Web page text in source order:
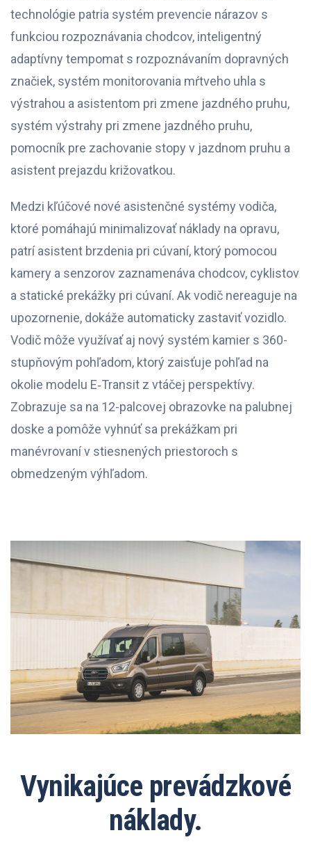
technológie patria systém prevencie nárazov s
funkciou rozpoznávania chodcov, inteligentný
adaptívny tempomat s rozpoznávaním dopravných
značiek, systém monitorovania mŕtveho uhla s
výstrahou a asistentom pri zmene jazdného pruhu,
systém výstrahy pri zmene jazdného pruhu,
pomocník pre zachovanie stopy v jazdnom pruhu a
asistent prejazdu križovatkou.
Medzi kľúčové nové asistenčné systémy vodiča,
ktoré pomáhajú minimalizovať náklady na opravu,
patrí asistent brzdenia pri cúvaní, ktorý pomocou
kamery a senzorov zaznamenáva chodcov, cyklistov
a statické prekážky pri cúvaní. Ak vodič nereaguje na
upozornenie, dokáže automaticky zastaviť vozidlo.
Vodič môže využívať aj nový systém kamier s 360-
stupňovým pohľadom, ktorý zaisťuje pohľad na
okolie modelu E‑Transit z vtáčej perspektívy.
Zobrazuje sa na 12-palcovej obrazovke na palubnej
doske a pomôže vyhnúť sa prekážkam pri
manévrovaní v stiesnených priestoroch s
obmedzeným výhľadom.
Vynikajúce prevádzkové
náklady.